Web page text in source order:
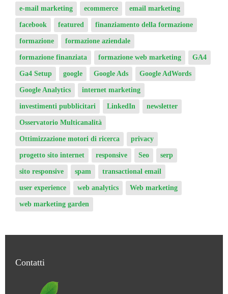
e-mail marketing email marketing
facebook featured finanziamento della formazione
formazione formazione aziendale
formazione finanziata formazione web marketing GA4
Ga4 Setup google Google Ads Google AdWords
Google Analytics internet marketing
investimenti pubblicitari LinkedIn newsletter
Osservatorio Multicanalità
Ottimizzazione motori di ricerca privacy
progetto sito internet responsive Seo
sito responsive transactional email
user experience web analytics Web marketing
web marketing garden
Contatti